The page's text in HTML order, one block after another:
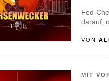
Fed-
darauf,
VON
MIT